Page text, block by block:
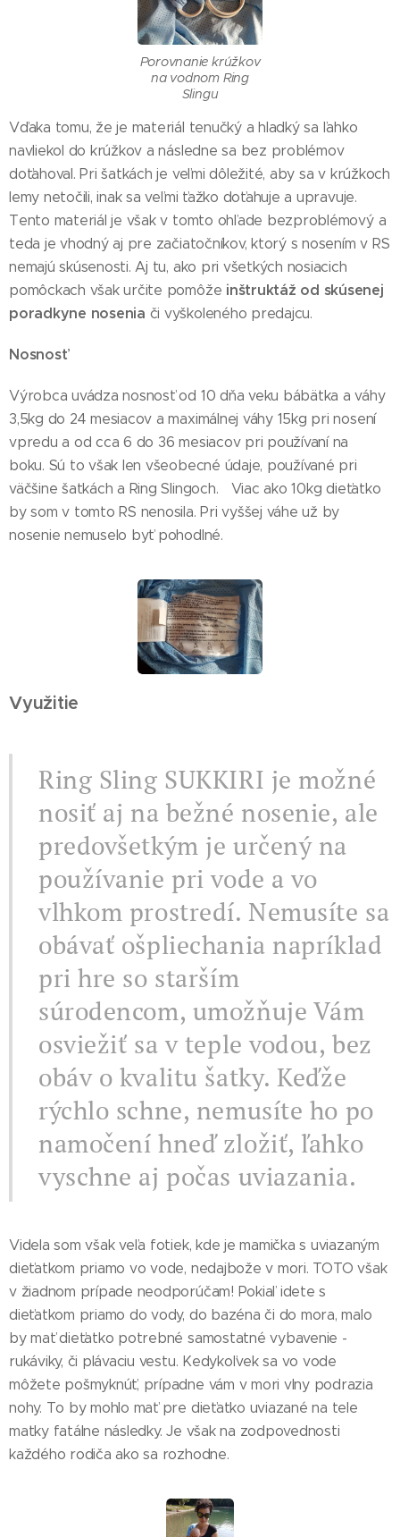
Porovnanie krúžkov
na vodnom Ring
Slingu
Vďaka tomu, že je materiál tenučký a hladký sa ľahko
navliekol do krúžkov a následne sa bez problémov
doťahoval. Pri šatkách je veľmi dôležité, aby sa v krúžkoch
lemy netočili, inak sa veľmi ťažko doťahuje a upravuje.
Tento materiál je však v tomto ohľade bezproblémový a
teda je vhodný aj pre začiatočníkov, ktorý s nosením v RS
nemajú skúsenosti. Aj tu, ako pri všetkých nosiacich
pomôckach však určite pomôže inštruktáž od skúsenej
poradkyne nosenia či vyškoleného predajcu.
Nosnosť
Výrobca uvádza nosnosť od 10 dňa veku bábätka a váhy
3,5kg do 24 mesiacov a maximálnej váhy 15kg pri nosení
vpredu a od cca 6 do 36 mesiacov pri používaní na
boku. Sú to však len všeobecné údaje, používané pri
väčšine šatkách a Ring Slingoch. Viac ako 10kg dieťatko
by som v tomto RS nenosila. Pri vyššej váhe už by
nosenie nemuselo byť pohodlné.
Využitie
Ring Sling SUKKIRI je možné
nosiť aj na bežné nosenie, ale
predovšetkým je určený na
používanie pri vode a vo
vlhkom prostredí. Nemusíte sa
obávať ošpliechania napríklad
pri hre so starším
súrodencom, umožňuje Vám
osviežiť sa v teple vodou, bez
obáv o kvalitu šatky. Keďže
rýchlo schne, nemusíte ho po
namočení hneď zložiť, ľahko
vyschne aj počas uviazania.
Videla som však veľa fotiek, kde je mamička s uviazaným
dieťatkom priamo vo vode, nedajbože v mori. TOTO však
v žiadnom prípade neodporúčam! Pokiaľ idete s
dieťatkom priamo do vody, do bazéna či do mora, malo
by mať dieťatko potrebné samostatné vybavenie -
rukáviky, či plávaciu vestu. Kedykoľvek sa vo vode
môžete pošmyknúť, prípadne vám v mori vlny podrazia
nohy. To by mohlo mať pre dieťatko uviazané na tele
matky fatálne následky. Je však na zodpovednosti
každého rodiča ako sa rozhodne.